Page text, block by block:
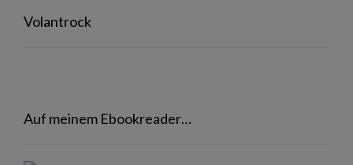
Volantrock
Auf meinem Ebookreader…